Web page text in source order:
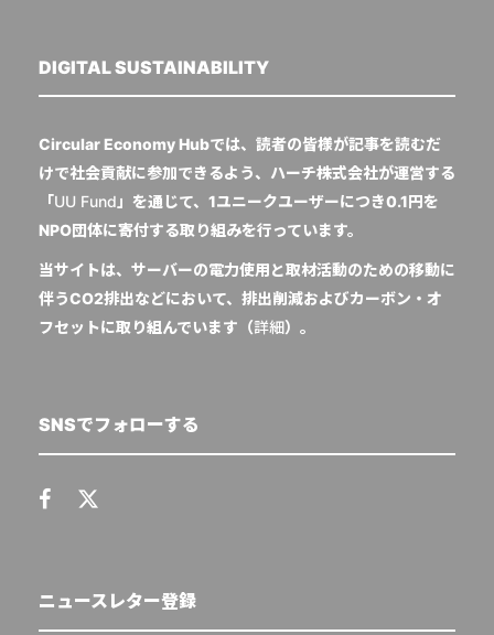
DIGITAL SUSTAINABILITY
Circular Economy Hubでは、読者の皆様が記事を読むだ
けで社会貢献に参加できるよう、ハーチ株式会社が運営する
「UU Fund 」を通じて、1ユニークユーザーにつき0.1円を
NPO団体に寄付する取り組みを行っています。
当サイトは、サーバーの電力使用と取材活動のための移動に
伴うCO2排出などにおいて、排出削減およびカーボン・オ
フセットに取り組んでいます（詳細）。
SNSでフォローする
ニュースレター登録